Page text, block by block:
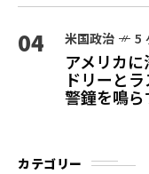
04 米国政治 5
アメリカ
ドリーと
警鐘を鳴ら
カテゴリー